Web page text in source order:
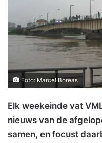
Foto: Marcel Boreas
Elk weekeinde vat
nieuws van de
samen, en focust